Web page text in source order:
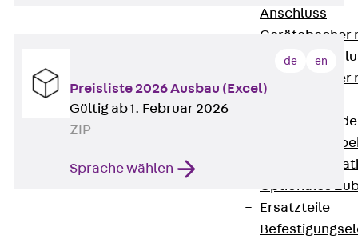
Anschluss
Gerätebecher
GST18-
Gerätebecher
Zubehör für
Optionales
Ersatzteile
de en
Preisliste 2026 Ausbau (Excel)
Gültig ab 1. Februar 2026
ZIP
Sprache wählen